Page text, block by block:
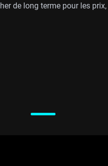
de long terme pour les prix,